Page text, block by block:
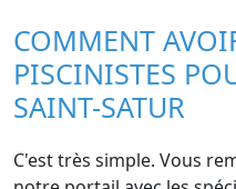
COMMENT
PISCINISTES
SAINT-SATUR
C'est très simple. Vous